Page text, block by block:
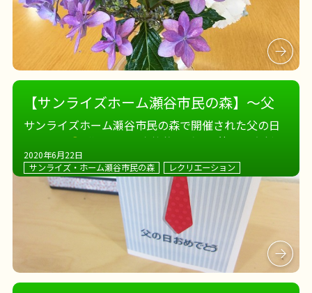
【サンライズホーム瀬谷市民の森】～父
の日は、釣りに手品～
サンライズホーム瀬谷市民の森で開催された父の日
職員による本格的な手品に皆さま真剣な
眼差し
魚釣りゲームも大盛り上がりです
つはコーヒーゼリー×アイスクリーム
いつもお
手伝いしてくださる男性 […]
2020年6月22日
サンライズ・ホーム瀬谷市民の森 レクリエーション